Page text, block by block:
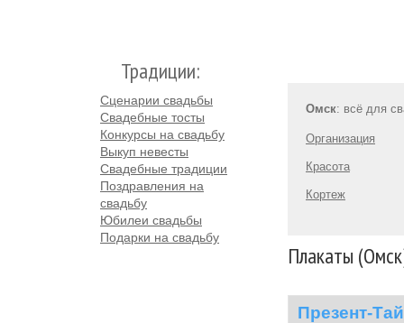
Традиции:
Сценарии свадьбы
Свадебные тосты
Конкурсы на свадьбу
Выкуп невесты
Свадебные традиции
Поздравления на
свадьбу
Юбилеи свадьбы
Подарки на свадьбу
Омск: всё для
Организация
Красота
Кортеж
Плакаты
Презент-